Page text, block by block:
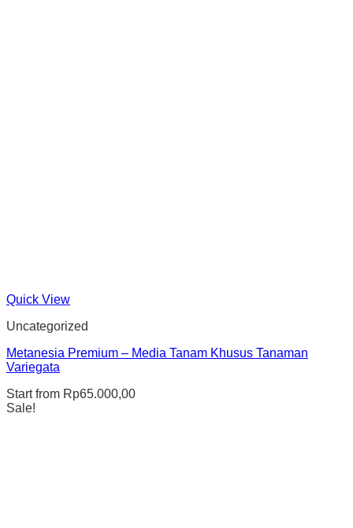
Quick View
Uncategorized
Metanesia Premium – Media Tanam Khusus Tanaman
Variegata
Start from Rp65.000,00
Sale!